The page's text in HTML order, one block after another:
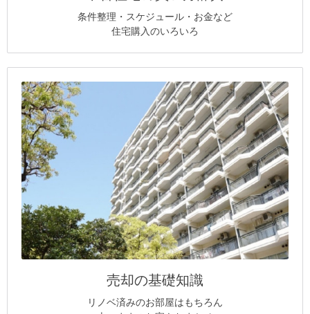
条件整理・スケジュール・お金など
住宅購入のいろいろ
売却の基礎知識
リノベ済みのお部屋はもちろん